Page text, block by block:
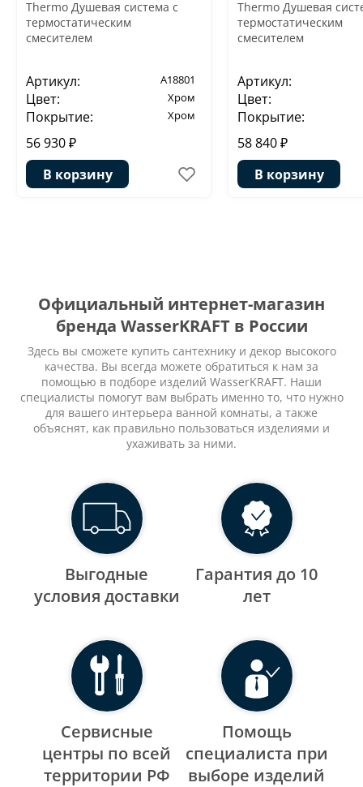
Thermo Душевая система с
термостатическим
смесителем
Артикул: A18801
Цвет: Хром
Покрытие: Хром
56 930 ₽
В корзину
Thermo Душевая
термостатическим
смесителем
Артикул:
Цвет:
Покрытие:
58 840 ₽
В корзину
Официальный интернет-магазин
бренда WasserKRAFT в России
Здесь вы сможете купить сантехнику и декор высокого
качества. Вы всегда можете обратиться к нам за
помощью в подборе изделий WasserKRAFT. Наши
специалисты помогут вам выбрать именно то, что нужно
для вашего интерьера ванной комнаты, а также
объяснят, как правильно пользоваться изделиями и
ухаживать за ними.
Выгодные
уcловия доставки
Гарантия до 10
лет
Сервисные
центры по всей
территории РФ
Помощь
специалиста при
выборе изделий